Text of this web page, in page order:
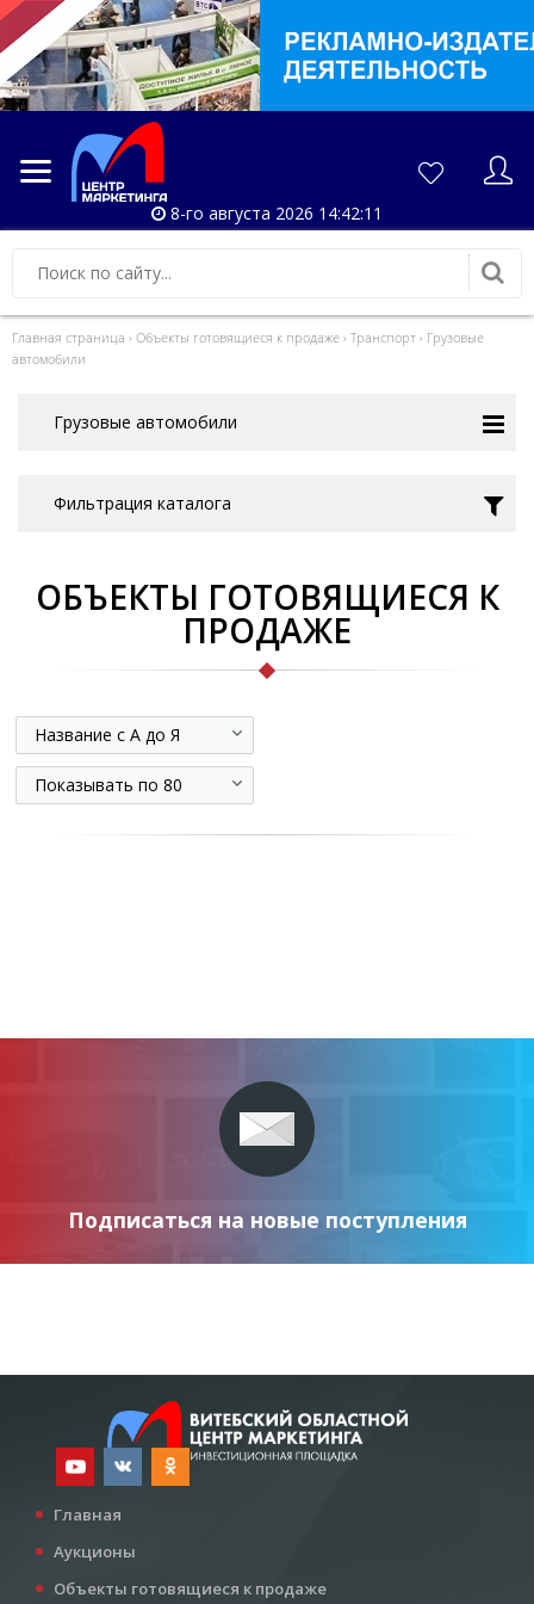
8-го августа 2026 14:42:11
Главная страница › Объекты готовящиеся к продаже › Транспорт › Грузовые
автомобили
Грузовые автомобили
Фильтрация каталога
ОБЪЕКТЫ ГОТОВЯЩИЕСЯ К
ПРОДАЖЕ
Название с А до Я
Показывать по 80
Подписаться на новые поступления
Главная
Аукционы
Объекты готовящиеся к продаже